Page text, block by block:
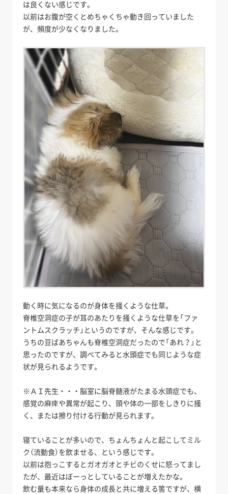
は良くない感じです。
以前はお腹が空くとめちゃくちゃ動き回っていました
が、頻度が少なくなりました。
動く時に気になるのが身体を掻くような仕草。
脊椎空洞症の子が耳のあたりを掻くような仕草を「ファ
ントムスクラッチ」というのですが、そんな感じです。
うちの豆ばあちゃんも脊椎空洞症だったので「あれ？」と
思ったのですが、調べてみると水頭症でも同じような症
状が見られるようです。
※ＡＩ先生・・・脳室に脳脊髄液がたまる水頭症でも、
感覚の麻痺や異常が起こり、頭や体の一部をしきりに掻
く、または擦り付ける行動が見られます。
寝ていることが多いので、ちょんちょんと起こしてミル
ク（流動食）を飲ませる、という感じです。
以前は抱っこするとガオガオとチビのくせに怒ってまし
たが、最近はぼーっとしていることが増えたかな。
飲む量も本来なら身体の成長と共に増える筈ですが、横